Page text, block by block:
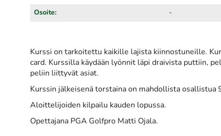
Osoite: -
Kurssi on tarkoitettu kaikille lajista kiinnostuneille.
card. Kurssilla käydään lyönnit läpi draivista puttiin,
peliin liittyvät asiat.
Kurssin jälkeisenä torstaina on mahdollista osallistua
Aloittelijoiden kilpailu kauden lopussa.
Opettajana PGA Golfpro Matti Ojala.